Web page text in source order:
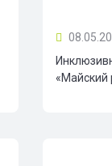
«Майский